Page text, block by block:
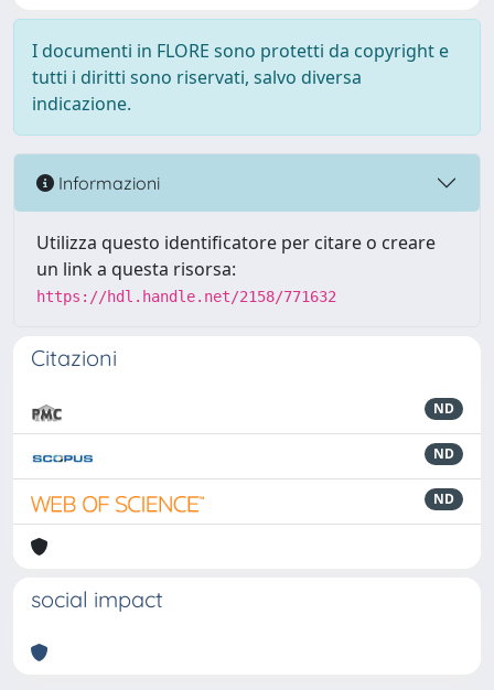
I documenti in FLORE sono protetti da copyright e
tutti i diritti sono riservati, salvo diversa
indicazione.
Informazioni
Utilizza questo identificatore per citare o creare
un link a questa risorsa:
https://hdl.handle.net/2158/771632
Citazioni
ND
ND
ND
social impact